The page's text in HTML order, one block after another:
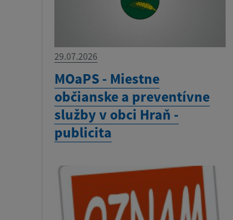
29.07.2026
MOaPS - Miestne
občianske a preventívne
služby v obci Hraň -
publicita